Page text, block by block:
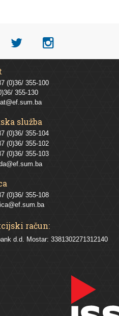
(0)36/ 355-100
355-130
služba
(0)36/ 355-104
(0)36/ 355-102
(0)36/ 355-103
(0)36/ 355-108
račun:
d.d. Mostar: 3381302271312140